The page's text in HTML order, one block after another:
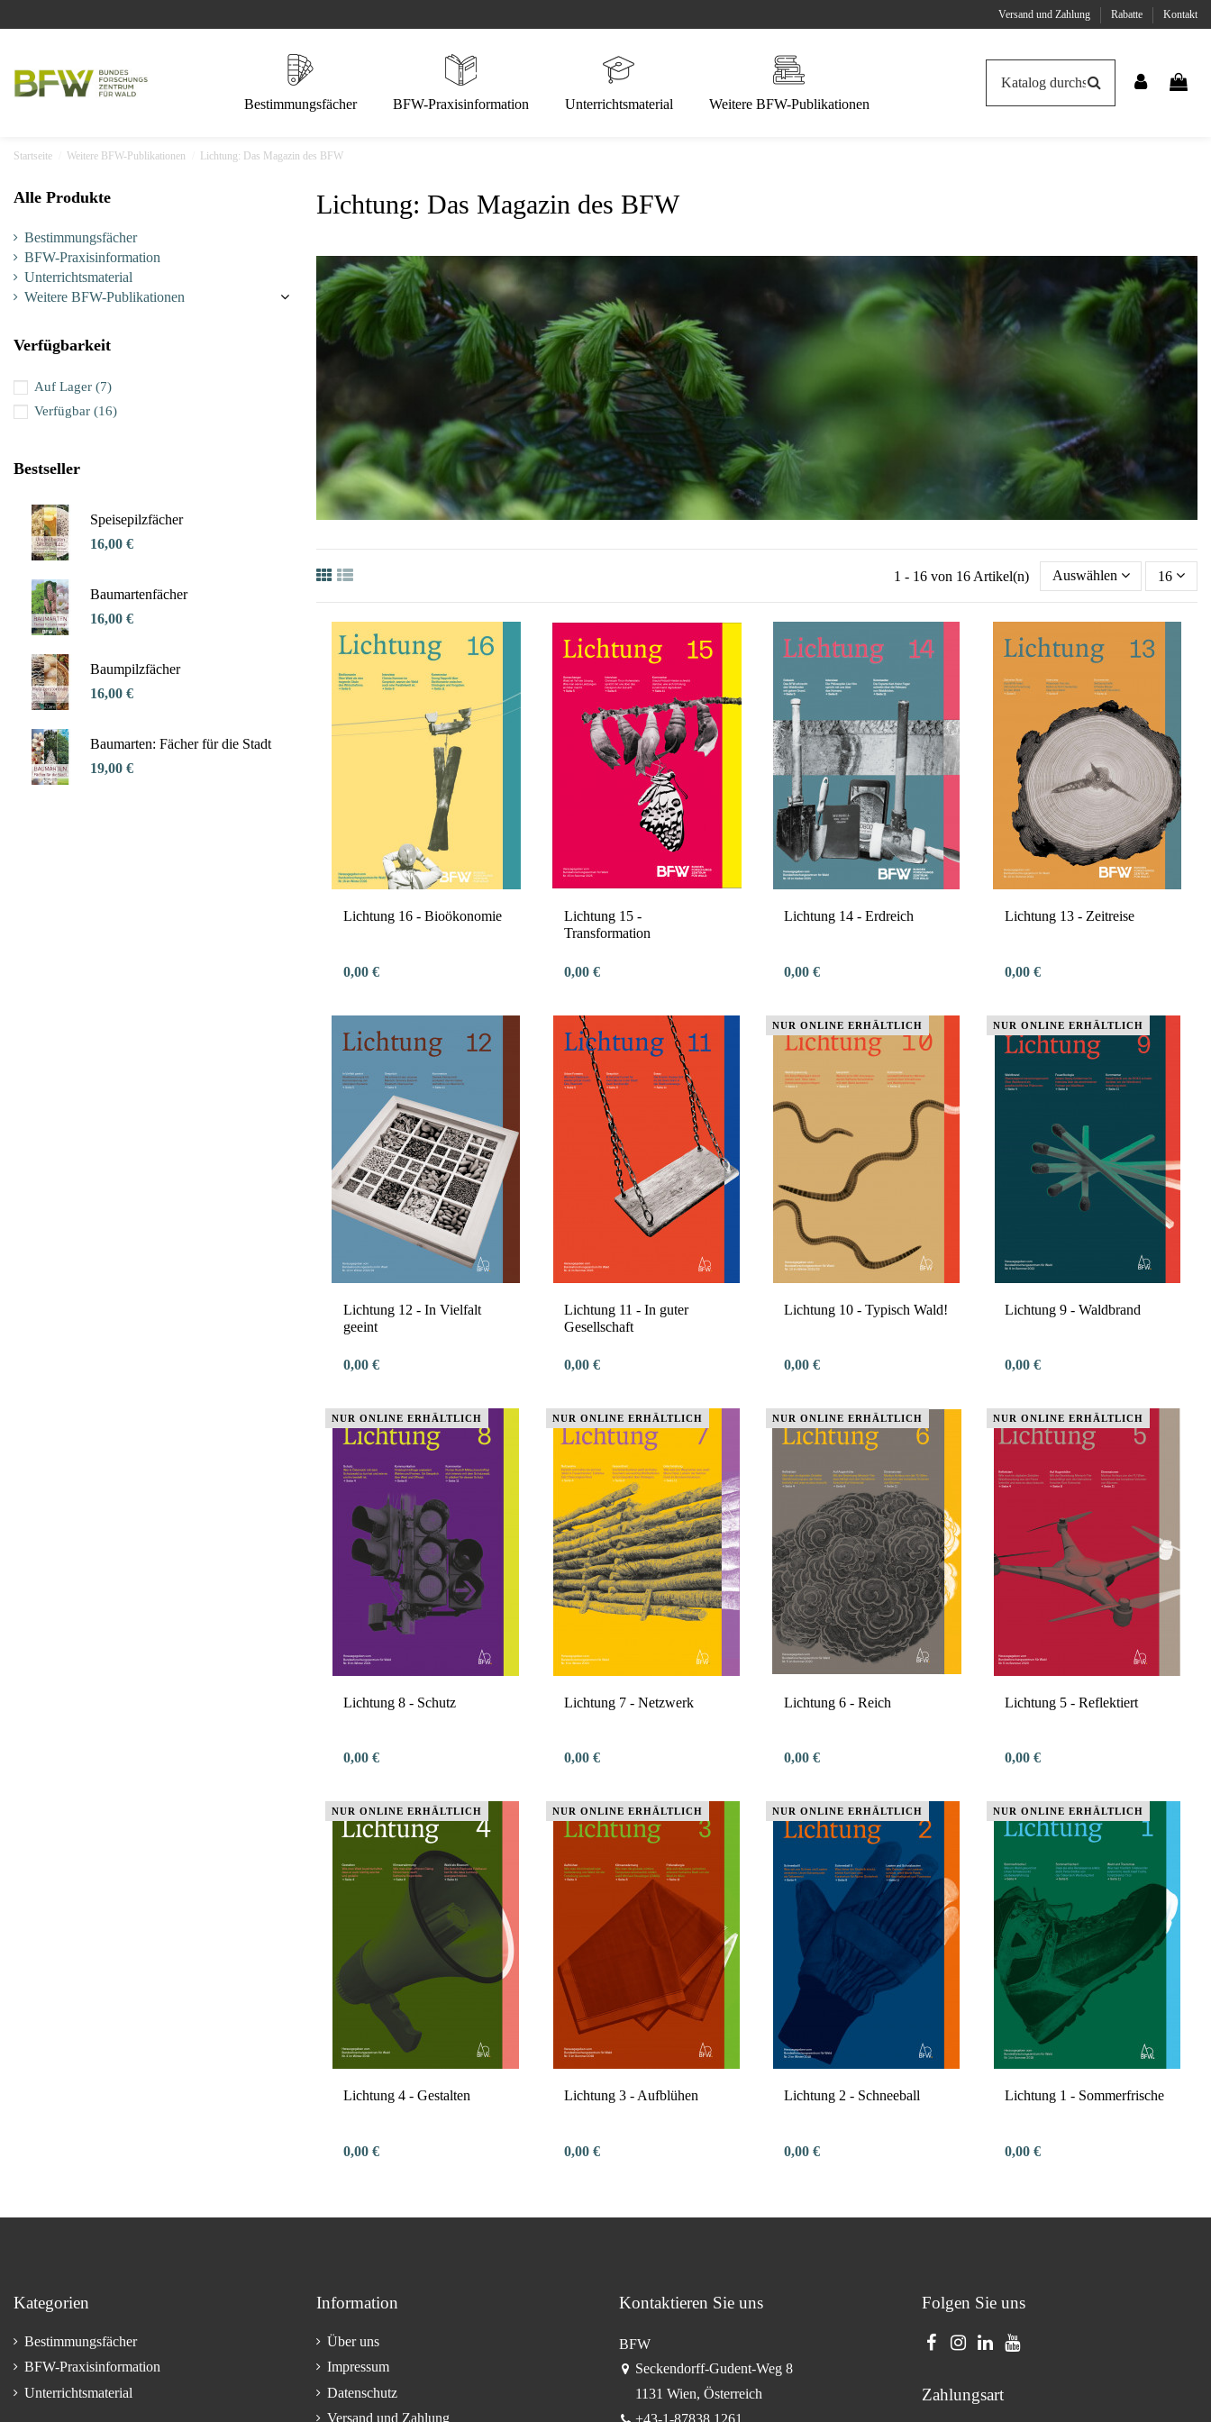
Versand und Zahlung Rabatte Kontakt
Bestimmungsfächer BFW-Praxisinformation Unterrichtsmaterial Weitere BFW-Publikationen
Startseite Weitere BFW-Publikationen Lichtung: Das Magazin des BFW
Lichtung: Das Magazin des BFW
1 - 16 von 16 Artikel(n) Auswählen 16
Lichtung 16 - Bioökonomie
0,00 €
Lichtung 15 -
Transformation
0,00 €
Lichtung 14 - Erdreich
0,00 €
Lichtung 13 - Zeitreise
0,00 €
Lichtung 12 - In Vielfalt
geeint
0,00 €
Lichtung 11 - In guter
Gesellschaft
0,00 €
NUR ONLINE ERHÄLTLICH
Lichtung 10 - Typisch Wald!
0,00 €
NUR ONLINE ERHÄLTLICH
Lichtung 9 - Waldbrand
0,00 €
NUR ONLINE ERHÄLTLICH
Lichtung 8 - Schutz
0,00 €
NUR ONLINE ERHÄLTLICH
Lichtung 7 - Netzwerk
0,00 €
NUR ONLINE ERHÄLTLICH
Lichtung 6 - Reich
0,00 €
NUR ONLINE ERHÄLTLICH
Lichtung 5 - Reflektiert
0,00 €
NUR ONLINE ERHÄLTLICH
Lichtung 4 - Gestalten
0,00 €
NUR ONLINE ERHÄLTLICH
Lichtung 3 - Aufblühen
0,00 €
NUR ONLINE ERHÄLTLICH
Lichtung 2 - Schneeball
0,00 €
NUR ONLINE ERHÄLTLICH
Lichtung 1 - Sommerfrische
0,00 €
Alle Produkte
Bestimmungsfächer
BFW-Praxisinformation
Unterrichtsmaterial
Weitere BFW-Publikationen
Verfügbarkeit
Auf Lager (7)
Verfügbar (16)
Bestseller
Speisepilzfächer
16,00 €
Baumartenfächer
16,00 €
Baumpilzfächer
16,00 €
Baumarten: Fächer für die Stadt
19,00 €
Kategorien
Bestimmungsfächer
BFW-Praxisinformation
Unterrichtsmaterial
Information
Über uns
Impressum
Datenschutz
Versand und Zahlung
Kontaktieren Sie uns
BFW
Seckendorff-Gudent-Weg 8
1131 Wien, Österreich
+43-1-87838 1261
Folgen Sie uns
Zahlungsart